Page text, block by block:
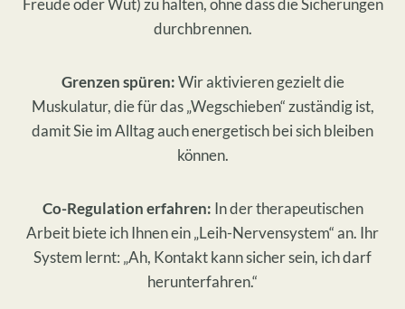
Freude oder Wut) zu halten, ohne dass die Sicherungen
durchbrennen.
Grenzen spüren:Wir aktivieren gezielt die
Muskulatur, die für das „Wegschieben“ zuständig ist,
damit Sie im Alltag auch energetisch bei sich bleiben
können.
Co-Regulation erfahren: In der therapeutischen
Arbeit biete ich Ihnen ein „Leih-Nervensystem“ an. Ihr
System lernt: „Ah, Kontakt kann sicher sein, ich darf
herunterfahren.“